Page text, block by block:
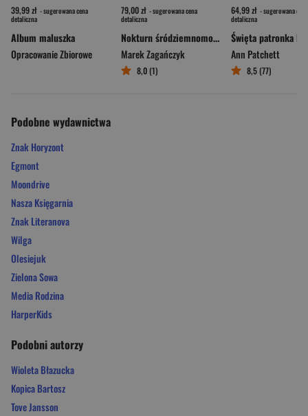
39,99 zł - sugerowana cena
detaliczna
Album maluszka
Opracowanie Zbiorowe
79,00 zł - sugerowana cena
detaliczna
Nokturn śródziemnomorski
Marek Zagańczyk
8,0 (1)
64,99 zł - sugerowana cena
detaliczna
Ann Patchett
8,5 (77)
Podobne wydawnictwa
Znak Horyzont
Egmont
Moondrive
Nasza Księgarnia
Znak Literanova
Wilga
Olesiejuk
Zielona Sowa
Media Rodzina
HarperKids
Podobni autorzy
Wioleta Błazucka
Kopica Bartosz
Tove Jansson